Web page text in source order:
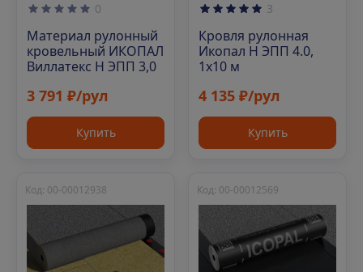
0
Материал рулонный
кровельный ИКОПАЛ
Виллатекс Н ЭПП 3,0
3 791 ₽/рул
Купить
3
Кровля рулонная
Икопал Н ЭПП 4.0,
1х10 м
4 135 ₽/рул
Купить
Код: 00-00012938 Код: 00-00012569